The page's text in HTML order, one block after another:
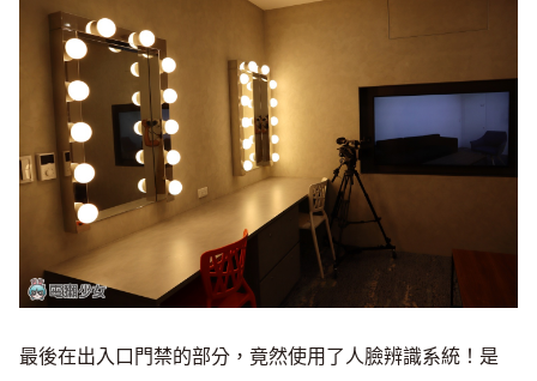
最後在出入口門禁的部分，竟然使用了人臉辨識系統！是